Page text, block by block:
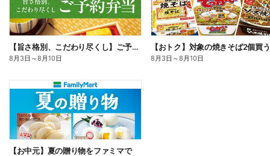
【旨さ格別、こだわり尽くし】ご予約弁当
8月3日 ～8月10日 8月3日 ～8月10日
【お中元】夏の贈り物をファミマで